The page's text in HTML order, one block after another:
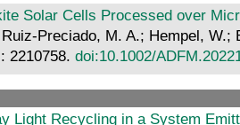
Solar Cells Processed over
Preciado, M. A.; Hempel,
2210758. doi:10.1002/
Light Recycling in a System